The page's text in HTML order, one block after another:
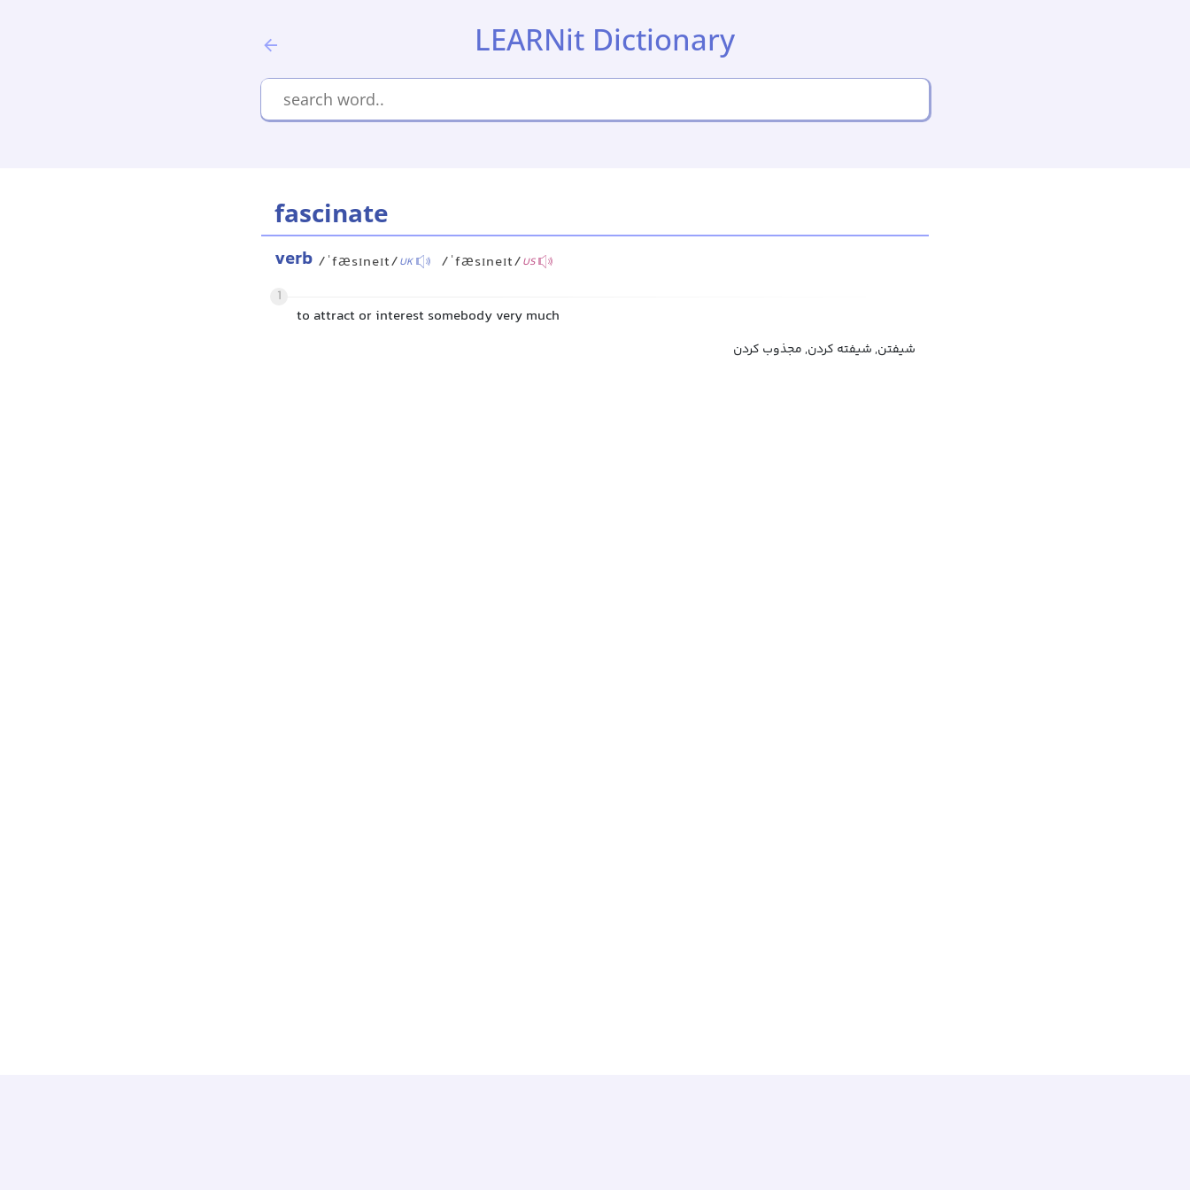
LEARNit Dictionary
fascinate
verb /ˈfæsɪneɪt/UK /ˈfæsɪneɪt/US
1
to attract or interest somebody very much
شیفتن, شیفته کردن, مجذوب کردن